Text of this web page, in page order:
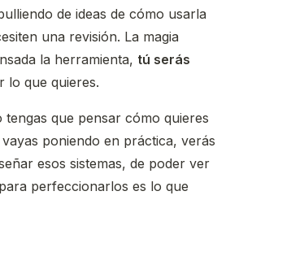
de ideas de cómo usarla
una revisión. La magia
la herramienta, tú serás
lo que quieres.
que pensar cómo quieres
poniendo en práctica, verás
esos sistemas, de poder ver
perfeccionarlos es lo que